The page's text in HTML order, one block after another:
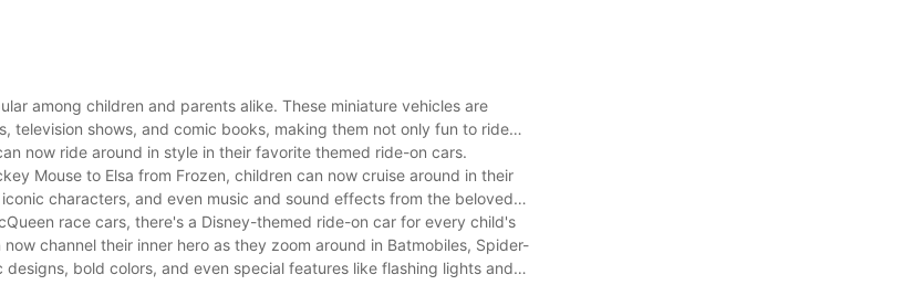
among children and parents alike. These miniature vehicles are
television shows, and comic books, making them not only fun to ride
now ride around in style in their favorite themed ride-on cars.
Mouse to Elsa from Frozen, children can now cruise around in their
characters, and even music and sound effects from the beloved
race cars, there's a Disney-themed ride-on car for every child's
channel their inner hero as they zoom around in Batmobiles, Spider-
bold colors, and even special features like flashing lights and